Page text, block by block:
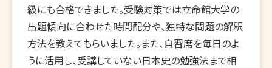
級にも合格できました。受験対策では立命館大学の
出題傾向に合わせた時間配分や、独特な問題の解釈
方法を教えてもらいました。また、自習席を毎日のよ
うに活用し、受講していない日本史の勉強法まで相